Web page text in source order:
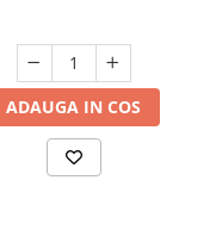
ADAUGA IN COS